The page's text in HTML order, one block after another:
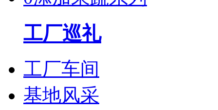
工厂巡礼
工厂车间
基地风采